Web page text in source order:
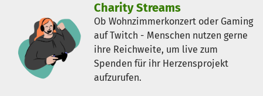
Charity Streams
Ob Wohnzimmerkonzert oder Gaming
auf Twitch - Menschen nutzen gerne
ihre Reichweite, um live zum
Spenden für ihr Herzensprojekt
aufzurufen.